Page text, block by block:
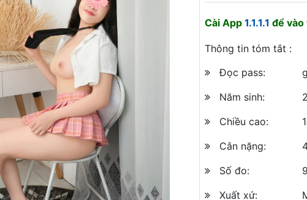
Cài App 1.1.1.1 để vào
Thông tin tóm tắt :
Đọc pass:
Năm sinh:
Chiều cao:
Cân nặng:
Số đo:
Xuất xứ: